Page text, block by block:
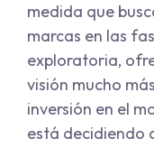
medida que
marcas en las
exploratoria,
visión mucho
inversión en el
está decidiendo